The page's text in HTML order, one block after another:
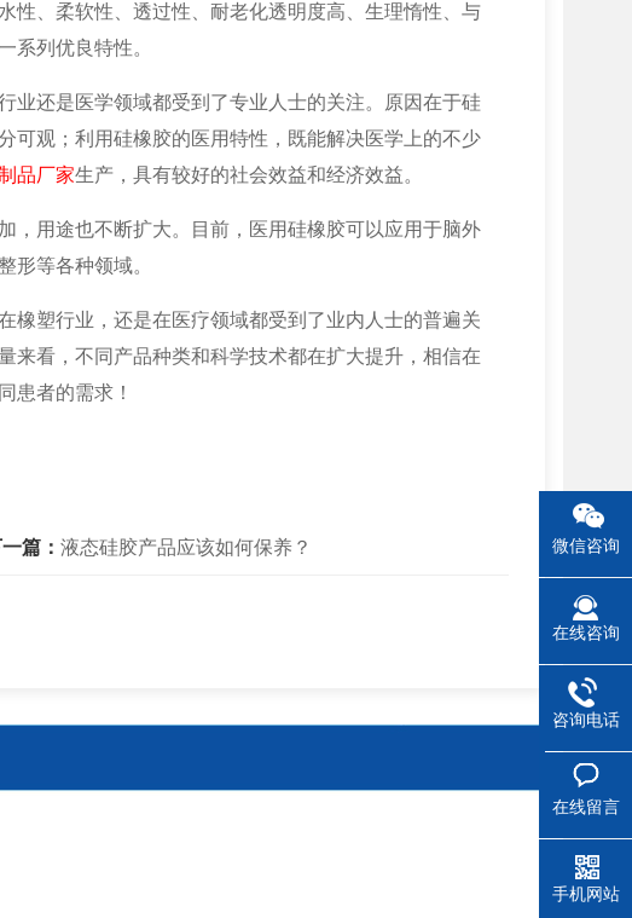
性、柔软性、透过性、耐老化透明度高、生理惰性、与
系列优良特性。
业还是医学领域都受到了专业人士的关注。原因在于硅
可观；利用硅橡胶的医用特性，既能解决医学上的不少
品厂家生产，具有较好的社会效益和经济效益。
，用途也不断扩大。目前，医用硅橡胶可以应用于脑外
形等各种领域。
橡塑行业，还是在医疗领域都受到了业内人士的普遍关
来看，不同产品种类和科学技术都在扩大提升，相信在
患者的需求！
篇： 液态硅胶产品应该如何保养？ 微信咨询
在线咨询
咨询电话
在线留言
手机网站